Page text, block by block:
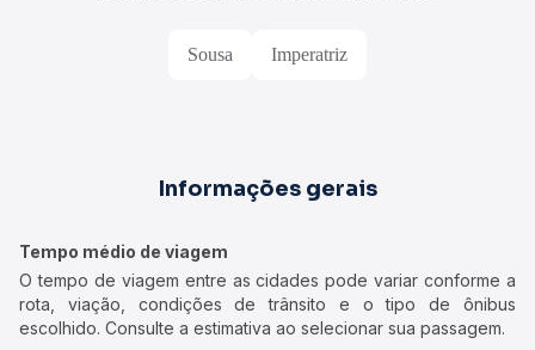
Sousa Imperatriz
Informações gerais
Tempo médio de viagem
O tempo de viagem entre as cidades pode variar conforme a
rota, viação, condições de trânsito e o tipo de ônibus
escolhido. Consulte a estimativa ao selecionar sua passagem.